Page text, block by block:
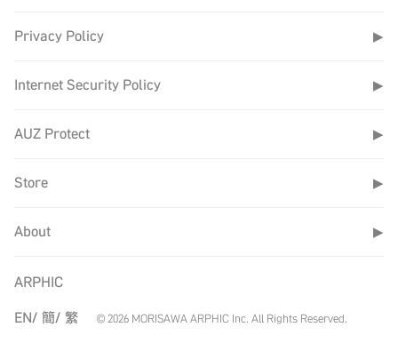
Privacy Policy ▶
Internet Security Policy ▶
AUZ Protect ▶
Store ▶
About ▶
ARPHIC
EN/ 簡/ 繁 © 2026 MORISAWA ARPHIC Inc. All Rights Reserved.